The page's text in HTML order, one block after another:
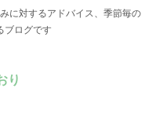
に対するアドバイス、季節毎の
ブログです
り